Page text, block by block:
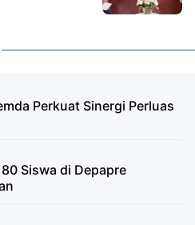
Perkuat Sinergi Perluas
Siswa di Depapre